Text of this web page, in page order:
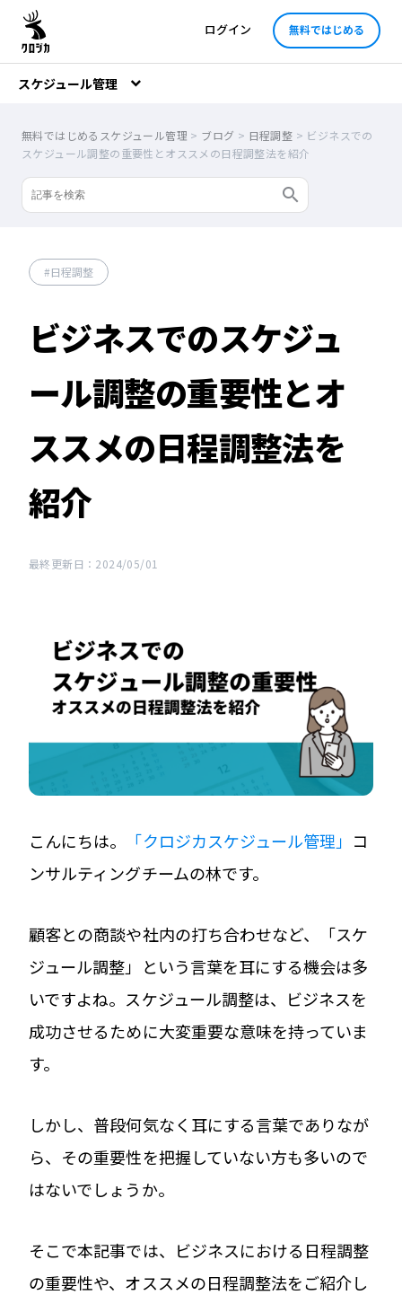
ログイン 無料ではじめる
スケジュール管理
無料ではじめるスケジュール管理 > ブログ > 日程調整 > ビジネスでの
スケジュール調整の重要性とオススメの日程調整法を紹介
日程調整
ビジネスでのスケジュ
ール調整の重要性とオ
ススメの日程調整法を
紹介
最終更新日：2024/05/01
こんにちは。 「クロジカスケジュール管理」 コ
ンサルティングチームの林です。
顧客との商談や社内の打ち合わせなど、「スケ
ジュール調整」という言葉を耳にする機会は多
いですよね。スケジュール調整は、ビジネスを
成功させるために大変重要な意味を持っていま
す。
しかし、普段何気なく耳にする言葉でありなが
ら、その重要性を把握していない方も多いので
はないでしょうか。
そこで本記事では、ビジネスにおける日程調整
の重要性や、オススメの日程調整法をご紹介し